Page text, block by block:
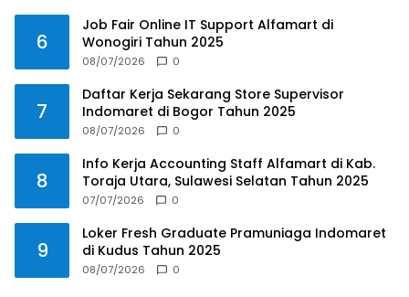
6
Job Fair Online IT Support Alfamart di
Wonogiri Tahun 2025
08/07/2026 0
7
Daftar Kerja Sekarang Store Supervisor
Indomaret di Bogor Tahun 2025
08/07/2026 0
8
Info Kerja Accounting Staff Alfamart di Kab.
Toraja Utara, Sulawesi Selatan Tahun 2025
07/07/2026 0
9
Loker Fresh Graduate Pramuniaga Indomaret
di Kudus Tahun 2025
08/07/2026 0